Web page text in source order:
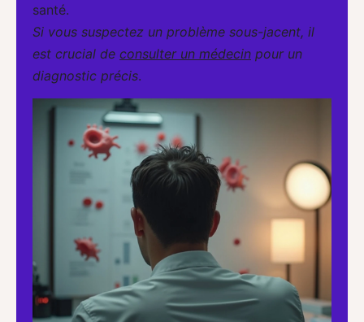
santé.
Si vous suspectez un problème sous-jacent, il
est crucial de consulter un médecin pour un
diagnostic précis.